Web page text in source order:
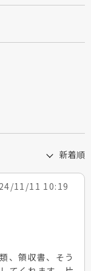
11/11 10:19
、領収書、そう